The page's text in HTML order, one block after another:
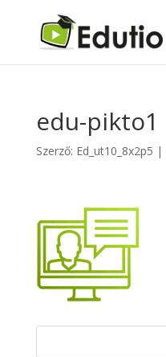
edu-pikto1
Szerző: Ed_ut10_8x2p5 |